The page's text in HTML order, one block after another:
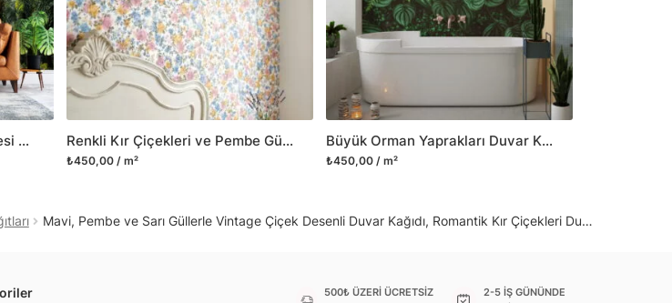
Tropikal Palmiye Ağacı Bahçesi Duvar Kağıdı, Palmiye Ağacı Ormanı Duvar Posteri Renkli Kır Çiçekleri ve Pembe Güllerle Bezenmiş Duvar Kağıdı, Vintage Botanik Desenli Duvar Posteri
₺450,00 / m²
Büyük Orman Yaprakları Duvar Kağıdı, Tropikal Koyu Yeşil Bitkiler ve Yapraklar Duvar Posteri
₺450,00 / m²
Duvarium, yalnızca bu ürünlerle sınırlı kalmayıp aynı zamanda
kanvas tablo gibi çeşitli duvar dekorasyon ürünlerinin de üretimini
ve satışını yapmaktadır. Duvar tasarımının önemini biliyor ve evin en
kritik dekorasyon alanı olduğunu kabul ediyoruz. Bu nedenle ürün
yelpazemizi sürekli genişletiyor ve trendlere ayak uydurmanın yanı
sıra yeni trendlerin oluşumunda da öncü rol üstleniyoruz.
Herhangi bir soru ya da sorununuz olursa bizimle iletişime
geçebilirsiniz.
Mavi, Pembe ve Sarı Güllerle Vintage Çiçek Desenli Duvar Kağıdı, Romantik Kır Çiçekleri Duvar Posteri
500₺ ÜZERİ ÜCRETSİZ
2-5 İŞ GÜNÜNDE